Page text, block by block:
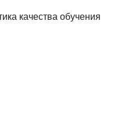
качества обучения